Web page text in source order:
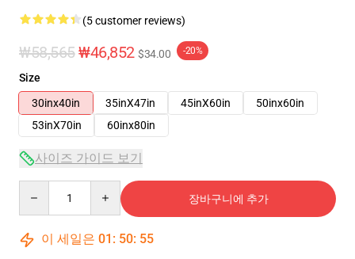
(5 customer reviews)
₩58,565₩46,852 $34.00 -20%
Size
30inx40in
35inX47in 45inX60in
50inx60in
53inX70in
60inx80in
사이즈 가이드 보기
장바구니에 추가
이 세일은 01 : 50: 54